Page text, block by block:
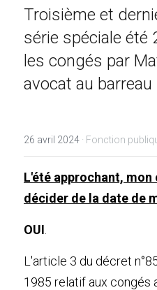
Troisième et
série spéciale
les congés par
avocat au barreau
26 avril 2024 · Fonction
L'été approchant, mon
décider de la date de
OUI
L'article 3 du décret
1985 relatif aux congés